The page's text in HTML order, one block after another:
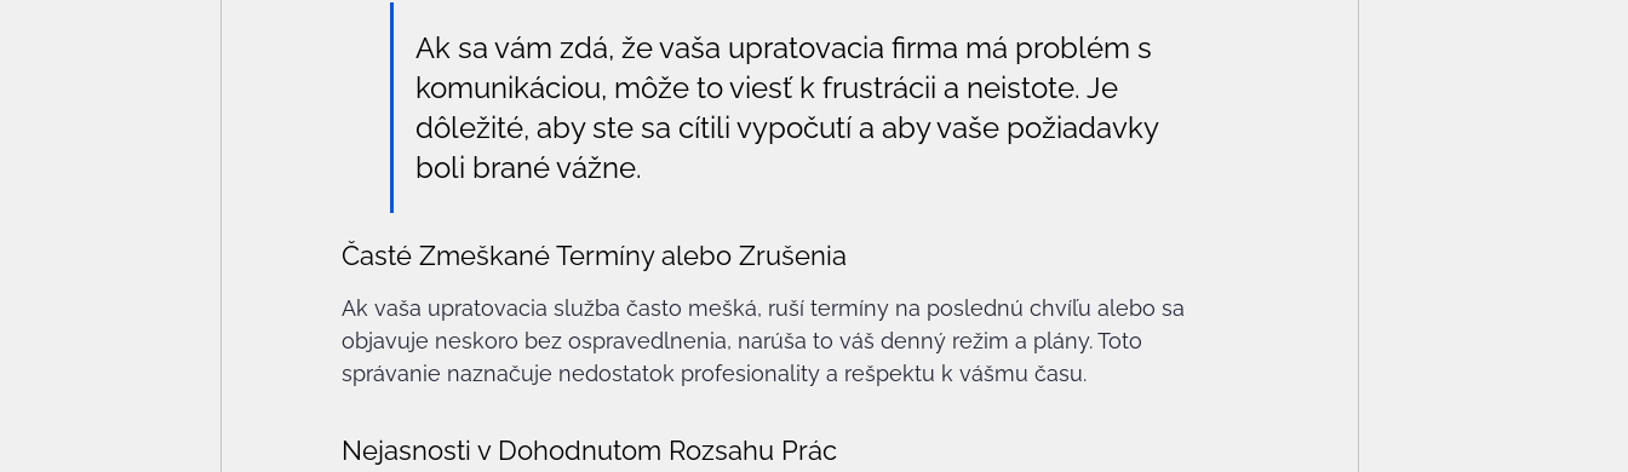
Ak sa vám zdá, že vaša upratovacia firma má problém s
komunikáciou, môže to viesť k frustrácii a neistote. Je
dôležité, aby ste sa cítili vypočutí a aby vaše požiadavky
boli brané vážne.
Časté Zmeškané Termíny alebo Zrušenia
Ak vaša upratovacia služba často mešká, ruší termíny na poslednú chvíľu alebo sa
objavuje neskoro bez ospravedlnenia, narúša to váš denný režim a plány. Toto
správanie naznačuje nedostatok profesionality a rešpektu k vášmu času.
Nejasnosti v Dohodnutom Rozsahu Prác